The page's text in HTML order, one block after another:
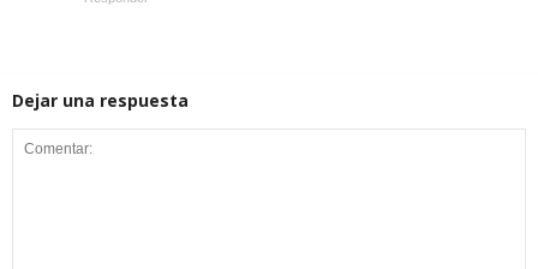
Dejar una respuesta